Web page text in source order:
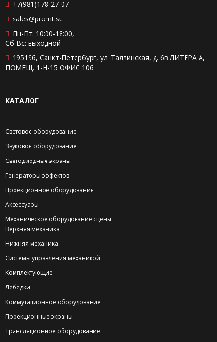
+7(981)178-27-07
sales@promt.su
Пн-Пт: 10:00-18:00,
Сб-Вс: выходной
195196, Санкт-Петербург, ул. Таллинская, д. 6в ЛИТЕРА А,
ПОМЕЩ. 1-Н-15 ОФИС 106
КАТАЛОГ
Световое оборудование
Звуковое оборудование
Светодиодные экраны
Генераторы эффектов
Проекционное оборудование
Аксессуары
Механическое оборудование сцены
Верхняя механика
Нижняя механика
Системы управления механикой
Комплектующие
Лебедки
Коммутационное оборудование
Проекционные экраны
Трансляционное оборудование